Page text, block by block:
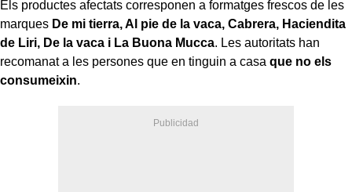
Els productes afectats corresponen a formatges frescos de les
marques De mi tierra, Al pie de la vaca, Cabrera, Haciendita
de Liri, De la vaca i La Buona Mucca. Les autoritats han
recomanat a les persones que en tinguin a casa que no els
consumeixin.